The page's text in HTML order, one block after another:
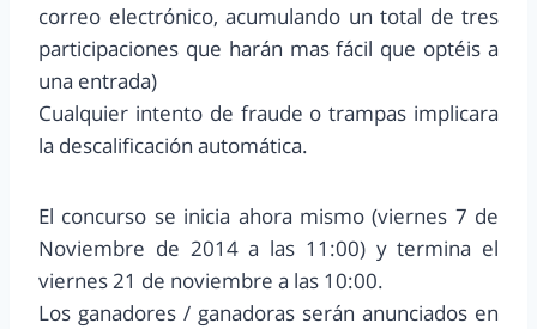
correo electrónico, acumulando un total de tres
participaciones que harán mas fácil que optéis a
una entrada)
Cualquier intento de fraude o trampas implicara
la descalificación automática.
El concurso se inicia ahora mismo (viernes 7 de
Noviembre de 2014 a las 11:00) y termina el
viernes 21 de noviembre a las 10:00.
Los ganadores / ganadoras serán anunciados en